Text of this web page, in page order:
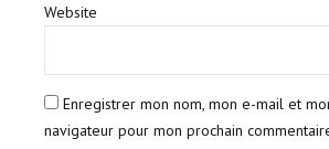
Website
Enregistrer mon nom, mon e-mail et
navigateur pour mon prochain